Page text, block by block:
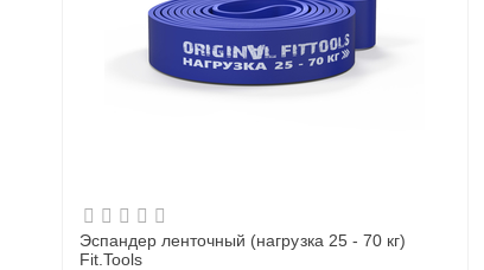
Эспандер ленточный (нагрузка 25 - 70 кг)
Fit.Tools